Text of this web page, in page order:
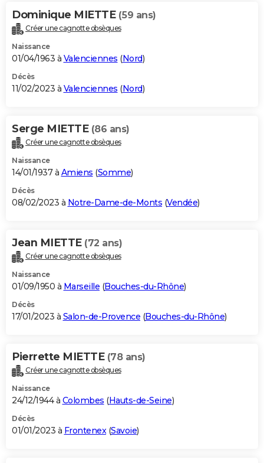
Dominique MIETTE (59 ans)
Créer une cagnotte obsèques
Naissance
01/04/1963 à Valenciennes (Nord)
Décès
11/02/2023 à Valenciennes (Nord)
Serge MIETTE (86 ans)
Créer une cagnotte obsèques
Naissance
14/01/1937 à Amiens (Somme)
Décès
08/02/2023 à Notre-Dame-de-Monts (Vendée)
Jean MIETTE (72 ans)
Créer une cagnotte obsèques
Naissance
01/09/1950 à Marseille (Bouches-du-Rhône)
Décès
17/01/2023 à Salon-de-Provence (Bouches-du-Rhône)
Pierrette MIETTE (78 ans)
Créer une cagnotte obsèques
Naissance
24/12/1944 à Colombes (Hauts-de-Seine)
Décès
01/01/2023 à Frontenex(Savoie)